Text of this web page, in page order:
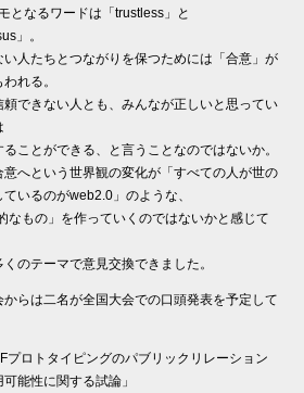
となるワードは「trustless」と
」。
い人たちとつながりを保つためには「合意」が
れる。
頼できない人とも、みんなが正しいと思ってい
ることができる、と言うことなのではないか。
意へという世界観の変化が「すべての人が世の
いるのがweb2.0」のような、
なもの」を作っていくのではないかと感じて
のテーマで意見交換できました。
からは二名が全国大会での口頭発表を予定して
プロトタイピングのパブリックリレーション
能性に関する試論」